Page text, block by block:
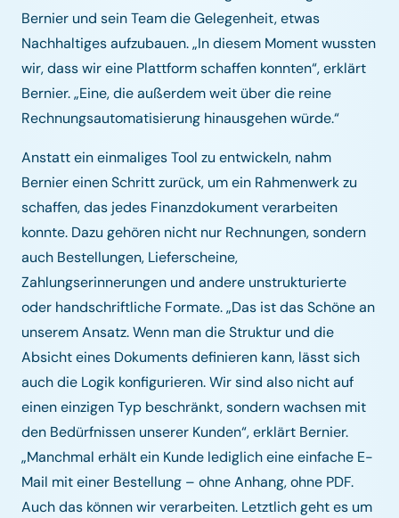
Bernier und sein Team die Gelegenheit, etwas
Nachhaltiges aufzubauen. „In diesem Moment wussten
wir, dass wir eine Plattform schaffen konnten“, erklärt
Bernier. „Eine, die außerdem weit über die reine
Rechnungsautomatisierung hinausgehen würde.“
Anstatt ein einmaliges Tool zu entwickeln, nahm
Bernier einen Schritt zurück, um ein Rahmenwerk zu
schaffen, das jedes Finanzdokument verarbeiten
konnte. Dazu gehören nicht nur Rechnungen, sondern
auch Bestellungen, Lieferscheine,
Zahlungserinnerungen und andere unstrukturierte
oder handschriftliche Formate. „Das ist das Schöne an
unserem Ansatz. Wenn man die Struktur und die
Absicht eines Dokuments definieren kann, lässt sich
auch die Logik konfigurieren. Wir sind also nicht auf
einen einzigen Typ beschränkt, sondern wachsen mit
den Bedürfnissen unserer Kunden“, erklärt Bernier.
„Manchmal erhält ein Kunde lediglich eine einfache E-
Mail mit einer Bestellung – ohne Anhang, ohne PDF.
Auch das können wir verarbeiten. Letztlich geht es um